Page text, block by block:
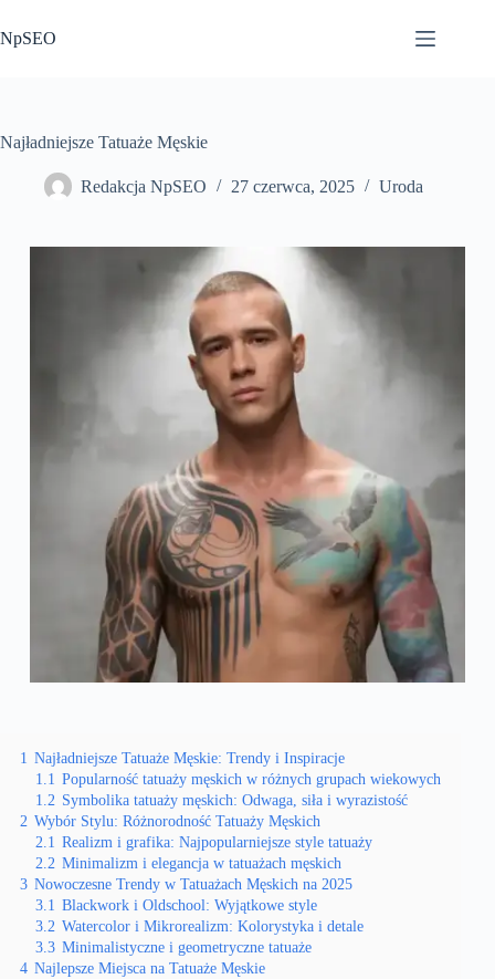
do
treści
NpSEO
Najładniejsze Tatuaże Męskie
Redakcja NpSEO 27 czerwca, 2025 Uroda
1 Najładniejsze Tatuaże Męskie: Trendy i Inspiracje
1.1 Popularność tatuaży męskich w różnych grupach wiekowych
1.2 Symbolika tatuaży męskich: Odwaga, siła i wyrazistość
2 Wybór Stylu: Różnorodność Tatuaży Męskich
2.1 Realizm i grafika: Najpopularniejsze style tatuaży
2.2 Minimalizm i elegancja w tatuażach męskich
3 Nowoczesne Trendy w Tatuażach Męskich na 2025
3.1 Blackwork i Oldschool: Wyjątkowe style
3.2 Watercolor i Mikrorealizm: Kolorystyka i detale
3.3 Minimalistyczne i geometryczne tatuaże
4 Najlepsze Miejsca na Tatuaże Męskie